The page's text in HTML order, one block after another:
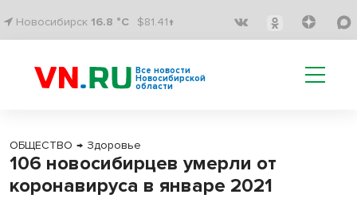
Новосибирск 16.8 °C $81.41↑
Все новости
Новосибирской
области
ОБЩЕСТВО → Здоровье
106 новосибирцев умерли от
коронавируса в январе 2021